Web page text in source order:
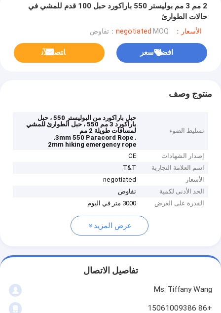
2 مم 3 مم بوليستر 550 باراكورد حبل 100 قدم للمشي في
حالات الطوارئ
الأسعار：negotiated MOQ：تفاوض
افضل سعر ﺎﺘﺼﻟ ﺍﻶﻧ
منتوج وصف
تسليط الضوء
حبل باراكورد من البوليستر 550 ، حبل
باراكورد 3 مم 550 ، حبل الطوارئ للمشي
لمسافات طويلة 2 مم
,
3mm 550 Paracord Rope
,
2mm hiking emergency rope
إصدار الشهادات
CE
اسم العلامة التجارية
T&T
الأسعار
negotiated
الحد الأدنى لكمية
تفاوض
القدرة على العرض
3000 متر في اليوم
عرض المزيد
تفاصيل الاتصال
Ms. Tiffany Wang
+86 15061009386